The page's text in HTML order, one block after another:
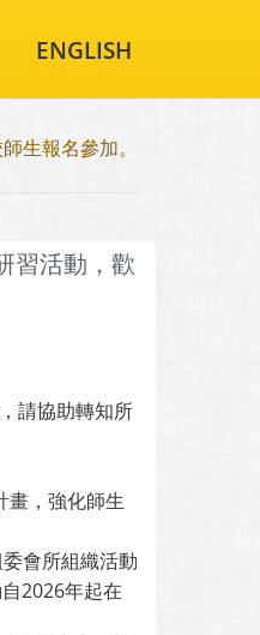
ENGLISH
生報名參加。
習活動，歡
請協助轉知所
畫，強化師生
會所組織活動
2026年起在